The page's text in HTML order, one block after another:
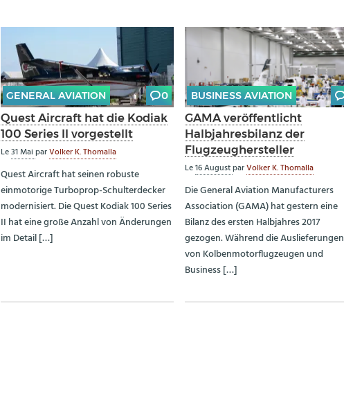
GENERAL AVIATION 0
Quest Aircraft hat die Kodiak
100 Series II vorgestellt
Le31 Mai parVolker K. Thomalla
Quest Aircraft hat seinen robuste
einmotorige Turboprop-Schulterdecker
modernisiert. Die Quest Kodiak 100 Series
II hat eine große Anzahl von Änderungen
im Detail […]
BUSINESS AVIATION
GAMA veröffentlicht
Halbjahresbilanz der
Flugzeughersteller
Le16 AugustparVolker K. Thomalla
Die General Aviation Manufacturers
Association (GAMA) hat gestern eine
Bilanz des ersten Halbjahres 2017
gezogen. Während die Auslieferungen
von Kolbenmotorflugzeugen und
Business […]